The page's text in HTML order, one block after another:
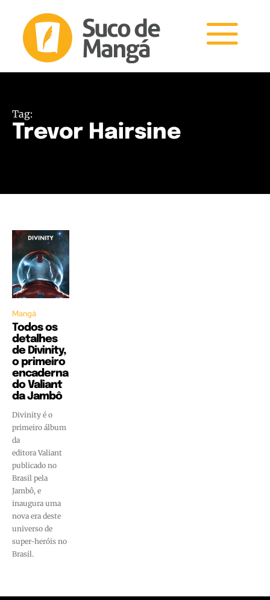
Tag:
Trevor Hairsine
Mangá
Todos os
detalhes
de Divinity,
o primeiro
encaderna
do Valiant
da Jambô
Divinity é o
primeiro álbum
da
editora Valiant
publicado no
Brasil pela
Jambô, e
inaugura uma
nova era deste
universo de
super-heróis no
Brasil.